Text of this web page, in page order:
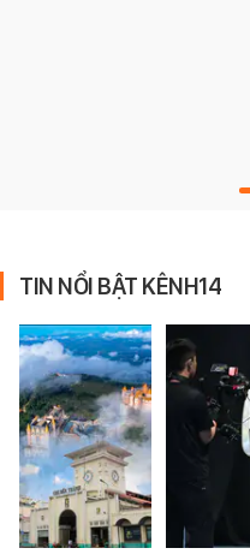
TIN NỔI BẬT KÊNH14